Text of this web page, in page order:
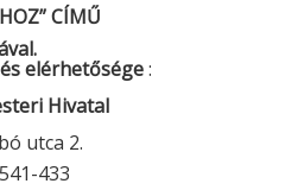
CÍMŰ
elérhetősége:
Hivatal
utca 2.
433